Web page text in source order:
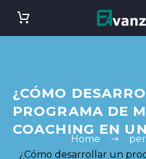
¿CÓMO
PROGRAMA DE
COACHING EN
Home
¿Cómo desarrollar un